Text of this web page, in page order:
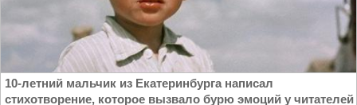
10-летний мальчик из Екатеринбурга написал
стихотворение, которое вызвало бурю эмоций у читателей